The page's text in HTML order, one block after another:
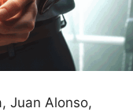
Juan Alonso,